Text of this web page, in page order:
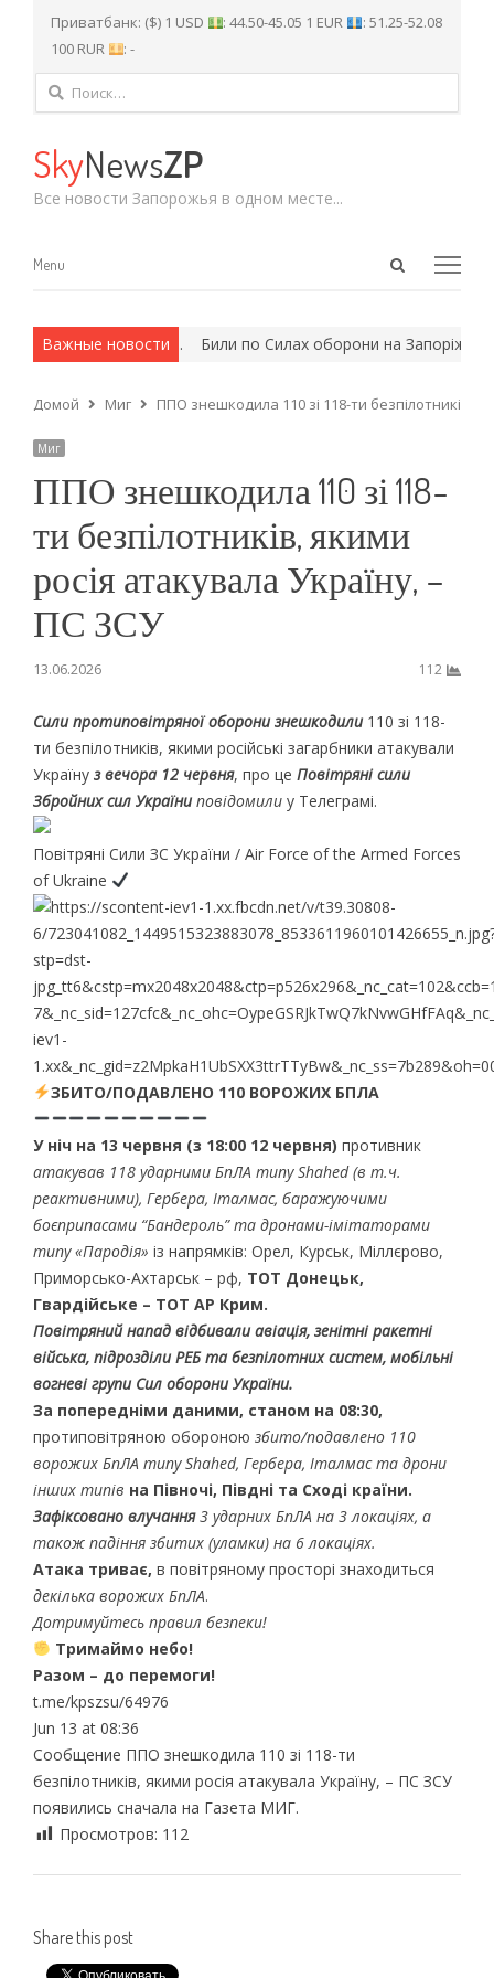
Приватбанк: ($) 1 USD : 44.50-45.05 1 EUR
: 51.25-52.08
100 RUR
: -
Найти:
SkyNewsZP
Все новости Запорожья в одном месте...
Open
Menu
Menu
Важные новости
и армейские методы. Били по Силах оборони на Запоріжжі:
Домой Миг ППО знешкодила 110 зі 118-ти безпілотників,
Миг
ППО знешкодила 110 зі 118-
ти безпілотників, якими
росія атакувала Україну, –
ПС ЗСУ
13.06.2026 112
Сили протиповітряної оборони знешкодили110 зі 118-
ти безпілотників, якими російські загарбники атакували
Україну з вечора 12 червня, про це Повітряні сили
Збройних сил Україниповідомилиу Телеграмі.
Повітряні Сили ЗС України / Air Force of the Armed Forces
of Ukraine
ЗБИТО/ПОДАВЛЕНО 110 ВОРОЖИХ БПЛА
У ніч на 13 червня (з 18:00 12 червня) противник
атакував 118 ударними БпЛА типу Shahed (в т.ч.
реактивними), Гербера, Італмас, баражуючими
боєприпасами “Бандероль” та дронами-імітаторами
типу «Пародія» із напрямків: Орел, Курськ, Міллєрово,
Приморсько-Ахтарськ – рф, ТОТ Донецьк,
Гвардійське – ТОТ АР Крим.
Повітряний напад відбивали авіація, зенітні ракетні
війська, підрозділи РЕБ та безпілотних систем, мобільні
вогневі групи Сил оборони України.
За попередніми даними, станом на 08:30,
протиповітряною обороною збито/подавлено 110
ворожих БпЛА типу Shahed, Гербера, Італмас та дрони
інших типів на Півночі, Півдні та Сході країни.
Зафіксовано влучання3 ударних БпЛА на 3 локаціях, а
також падіння збитих (уламки) на 6 локаціях.
Атака триває, в повітряному просторі знаходиться
декілька ворожих БпЛА.
Дотримуйтесь правил безпеки!
Тримаймо небо!
Разом – до перемоги!
t.me/kpszsu/64976
Jun 13 at 08:36
Сообщение ППО знешкодила 110 зі 118-ти
безпілотників, якими росія атакувала Україну, – ПС ЗСУ
появились сначала на Газета МИГ.
Просмотров: 112
Share this post